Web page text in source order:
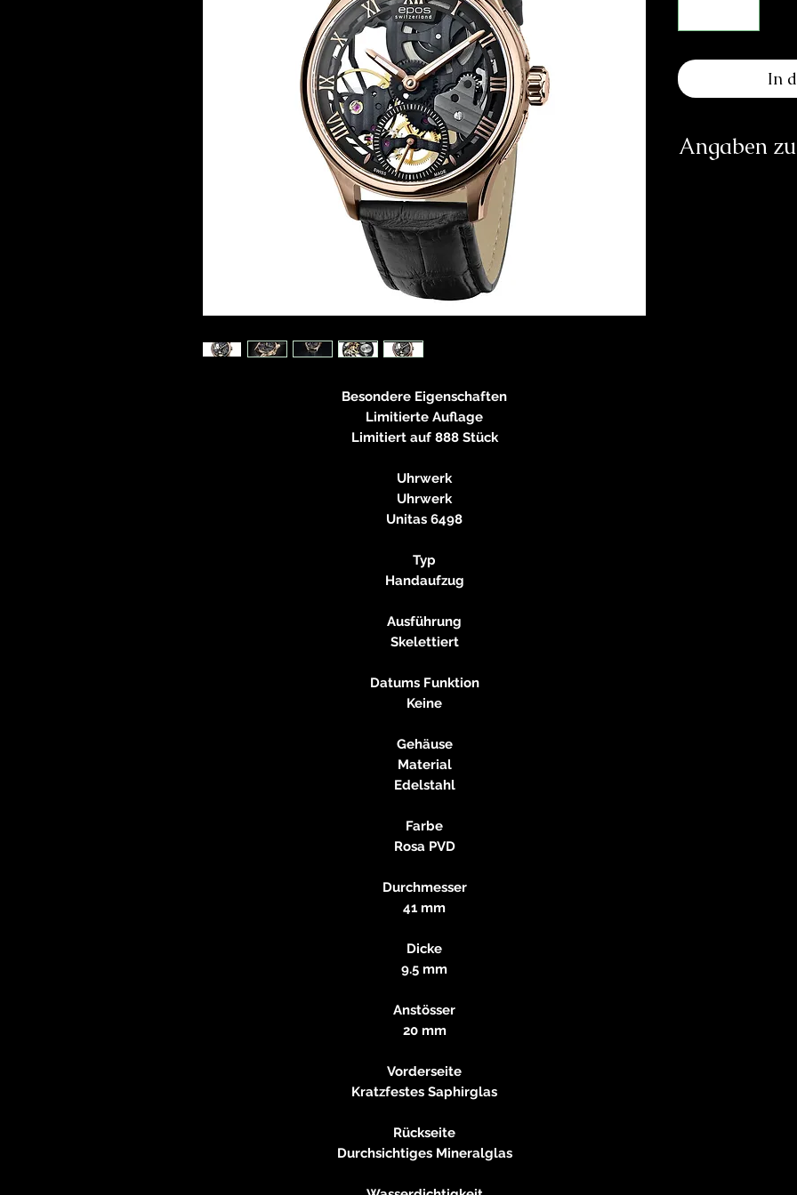
Besondere Eigenschaften
Limitierte Auflage
Limitiert auf 888 Stück
Uhrwerk
Uhrwerk
Unitas 6498
Typ
Handaufzug
Ausführung
Skelettiert
Datums Funktion
Keine
Gehäuse
Material
Edelstahl
Farbe
Rosa PVD
Durchmesser
41 mm
Dicke
9.5 mm
Anstösser
20 mm
Vorderseite
Kratzfestes Saphirglas
Rückseite
Durchsichtiges Mineralglas
In
Angaben